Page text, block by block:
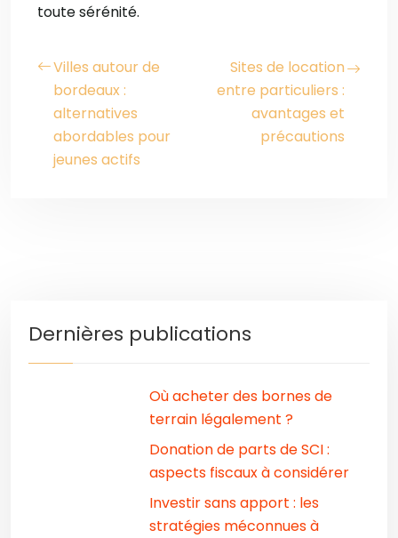
toute sérénité.
Villes autour de
bordeaux :
alternatives
abordables pour
jeunes actifs
Sites de location
entre particuliers :
avantages et
précautions
Dernières publications
Où acheter des bornes de
terrain légalement ?
Donation de parts de SCI :
aspects fiscaux à considérer
Investir sans apport : les
stratégies méconnues à